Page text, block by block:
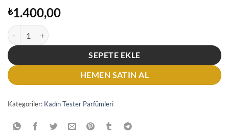
₺1.400,00
Amouage Guidance 46 Extrait De Parfum 100 ML Kadın Parfüm adet
SEPETE EKLE
HEMEN SATIN AL
Kategoriler: Kadın Tester Parfümleri